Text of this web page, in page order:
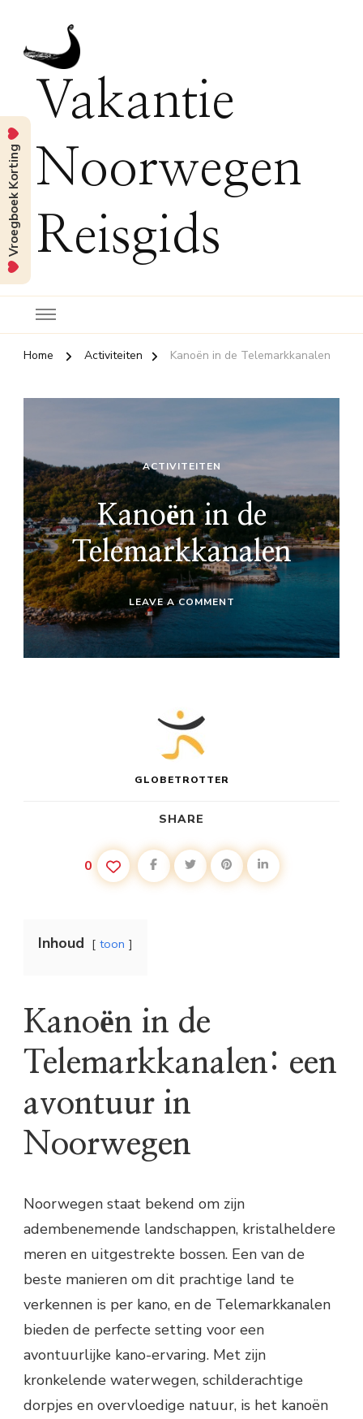
Vakantie
Noorwegen
Reisgids
Home Activiteiten Kanoën in de Telemarkkanalen
ACTIVITEITEN
Kanoën in de
Telemarkkanalen
LEAVE A COMMENT
TELEMARKKANALEN
GLOBETROTTER
SHARE
0
Inhoud toon
Kanoën in de
Telemarkkanalen: een
avontuur in
Noorwegen
Noorwegen staat bekend om zijn
adembenemende landschappen, kristalheldere
meren en uitgestrekte bossen. Een van de
beste manieren om dit prachtige land te
verkennen is per kano, en de Telemarkkanalen
bieden de perfecte setting voor een
avontuurlijke kano-ervaring. Met zijn
kronkelende waterwegen, schilderachtige
dorpjes en overvloedige natuur, is het kanoën
Vroegboek Korting